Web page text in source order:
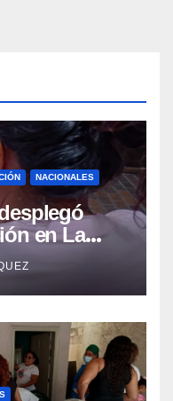
NACIONALES
en La
protección